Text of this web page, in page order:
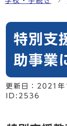
特別支
助事業
更新日： 2021年
ID:2536